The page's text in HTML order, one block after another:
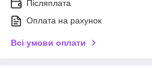
Післяплата
Оплата на рахунок
Всі умови оплати